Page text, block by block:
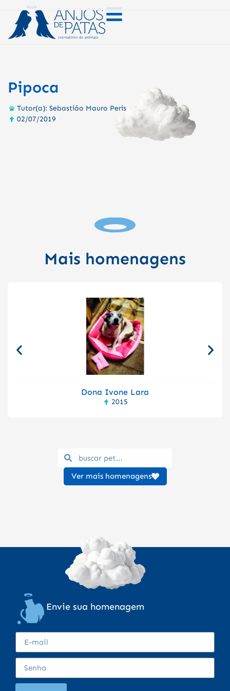
Pipoca
Tutor(a): Sebastião Mauro Peris da Silva
02/07/2019
Mais homenagens
Dona Ivone Lara
2015
Ver mais homenagens
Envie sua homenagem